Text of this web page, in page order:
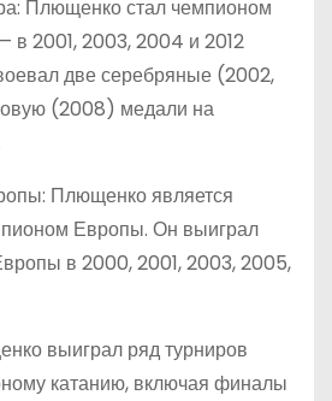
Плющенко стал чемпионом
в 2001, 2003, 2004 и 2012
две серебряные (2002,
(2008) медали на
Плющенко является
Европы. Он выиграл
в 2000, 2001, 2003, 2005,
выиграл ряд турниров
катанию, включая финалы